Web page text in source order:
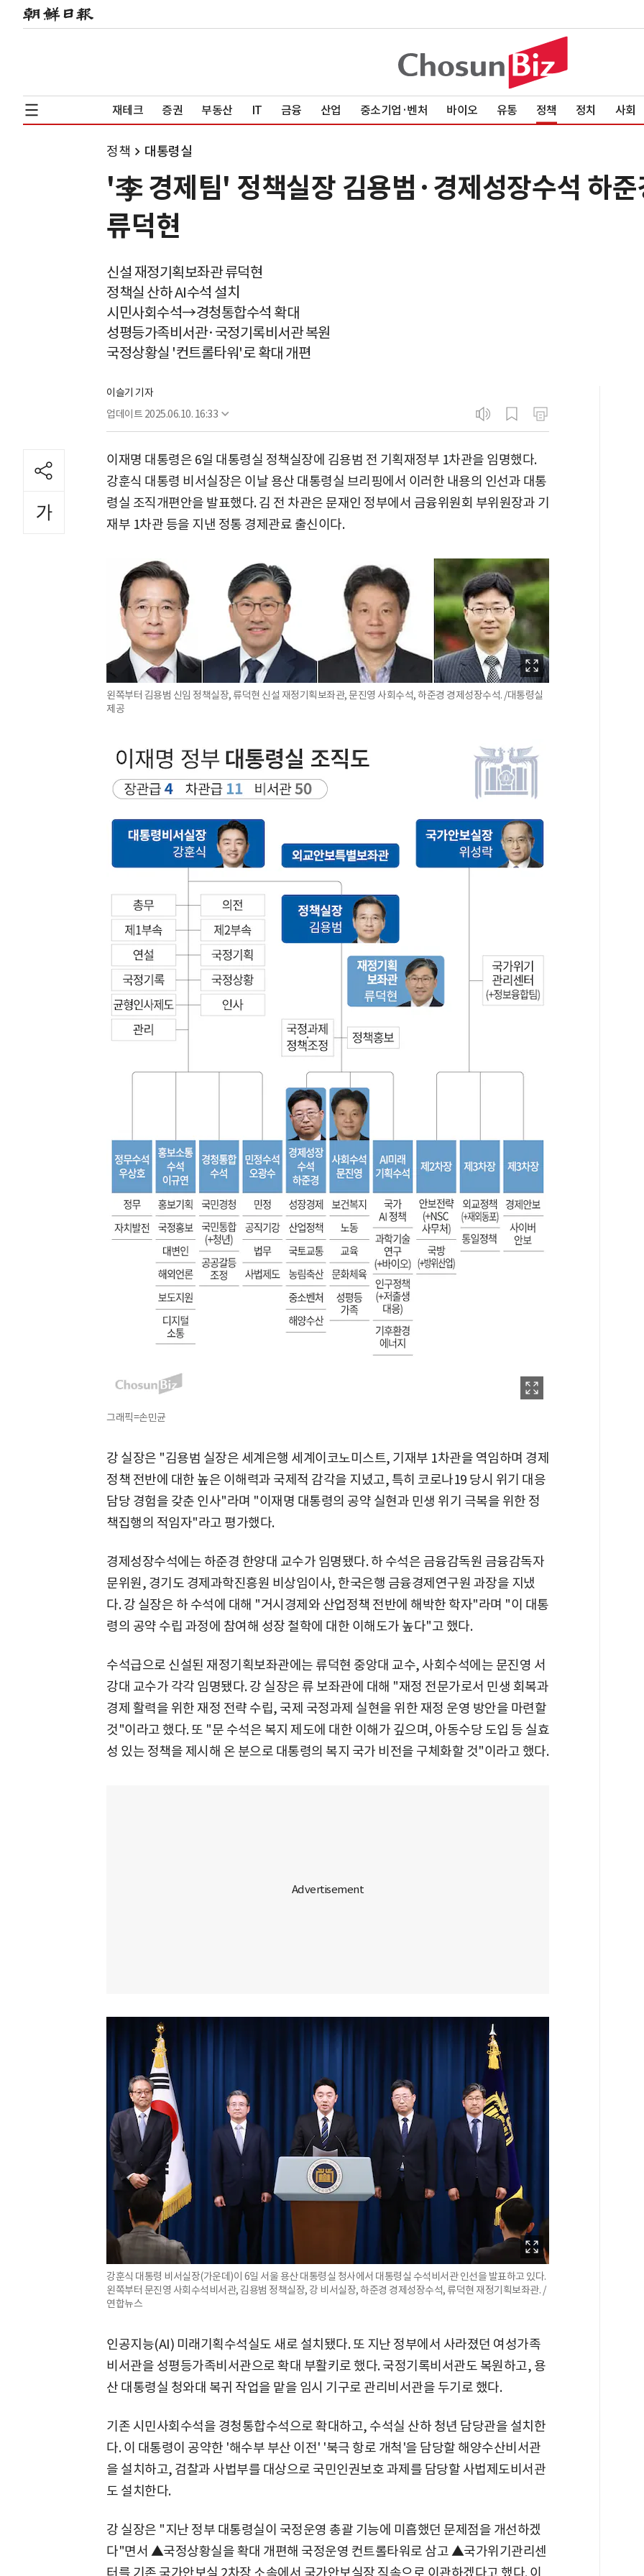
재테크 증권 부동산 IT 금융 산업 중소기업·벤처 바이오 유통 정책 정치 사회
정책 대통령실
'李 경제팀' 정책실장 김용범·경제성장수석 하
류덕현
신설 재정기획보좌관 류덕현
정책실 산하 AI수석 설치
시민사회수석→경청통합수석 확대
성평등가족비서관·국정기록비서관 복원
국정상황실 '컨트롤타워'로 확대 개편
이슬기 기자
업데이트 2025.06.10. 16:33
이재명 대통령은 6일 대통령실 정책실장에 김용범 전 기획재정부 1차관을 임명했다.
강훈식 대통령 비서실장은 이날 용산 대통령실 브리핑에서 이러한 내용의 인선과 대통
령실 조직개편안을 발표했다. 김 전 차관은 문재인 정부에서 금융위원회 부위원장과 기
재부 1차관 등을 지낸 정통 경제관료 출신이다.
왼쪽부터 김용범 신임 정책실장, 류덕현 신설 재정기획보좌관, 문진영 사회수석, 하준경 경제성장수석. /대통령실
제공
그래픽=손민균
강 실장은 "김용범 실장은 세계은행 세계이코노미스트, 기재부 1차관을 역임하며 경제
정책 전반에 대한 높은 이해력과 국제적 감각을 지녔고, 특히 코로나19 당시 위기 대응
담당 경험을 갖춘 인사"라며 "이재명 대통령의 공약 실현과 민생 위기 극복을 위한 정
책집행의 적임자"라고 평가했다.
경제성장수석에는 하준경 한양대 교수가 임명됐다. 하 수석은 금융감독원 금융감독자
문위원, 경기도 경제과학진흥원 비상임이사, 한국은행 금융경제연구원 과장을 지냈
다. 강 실장은 하 수석에 대해 "거시경제와 산업정책 전반에 해박한 학자"라며 "이 대통
령의 공약 수립 과정에 참여해 성장 철학에 대한 이해도가 높다"고 했다.
수석급으로 신설된 재정기획보좌관에는 류덕현 중앙대 교수, 사회수석에는 문진영 서
강대 교수가 각각 임명됐다. 강 실장은 류 보좌관에 대해 "재정 전문가로서 민생 회복과
경제 활력을 위한 재정 전략 수립, 국제 국정과제 실현을 위한 재정 운영 방안을 마련할
것"이라고 했다. 또 "문 수석은 복지 제도에 대한 이해가 깊으며, 아동수당 도입 등 실효
성 있는 정책을 제시해 온 분으로 대통령의 복지 국가 비전을 구체화할 것"이라고 했다.
강훈식 대통령 비서실장(가운데)이 6일 서울 용산 대통령실 청사에서 대통령실 수석비서관 인선을 발표하고 있다.
왼쪽부터 문진영 사회수석비서관, 김용범 정책실장, 강 비서실장, 하준경 경제성장수석, 류덕현 재정기획보좌관. /
연합뉴스
인공지능(AI) 미래기획수석실도 새로 설치됐다. 또 지난 정부에서 사라졌던 여성가족
비서관을 성평등가족비서관으로 확대 부활키로 했다. 국정기록비서관도 복원하고, 용
산 대통령실 청와대 복귀 작업을 맡을 임시 기구로 관리비서관을 두기로 했다.
기존 시민사회수석을 경청통합수석으로 확대하고, 수석실 산하 청년 담당관을 설치한
다. 이 대통령이 공약한 '해수부 부산 이전' '북극 항로 개척'을 담당할 해양수산비서관
을 설치하고, 검찰과 사법부를 대상으로 국민인권보호 과제를 담당할 사법제도비서관
도 설치한다.
강 실장은 "지난 정부 대통령실이 국정운영 총괄 기능에 미흡했던 문제점을 개선하겠
다"면서 ▲국정상황실을 확대 개편해 국정운영 컨트롤타워로 삼고 ▲국가위기관리센